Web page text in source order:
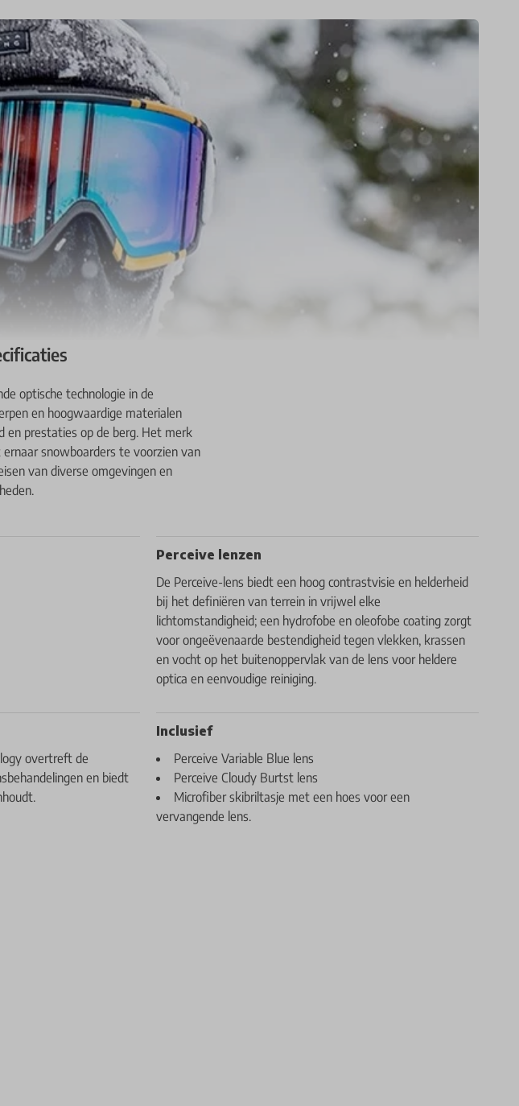
optische technologie in de
en hoogwaardige materialen
en prestaties op de berg. Het merk
snowboarders te voorzien van
van diverse omgevingen en
Perceive lenzen
De Perceive-lens biedt een hoog contrastvisie en helderheid
bij het definiëren van terrein in vrijwel elke
lichtomstandigheid; een hydrofobe en oleofobe coating zorgt
voor ongeëvenaarde bestendigheid tegen vlekken, krassen
en vocht op het buitenoppervlak van de lens voor heldere
optica en eenvoudige reiniging.
overtreft de
en biedt
Inclusief
Perceive Variable Blue lens
Perceive Cloudy Burtst lens
Microfiber skibriltasje met een hoes voor een
vervangende lens.